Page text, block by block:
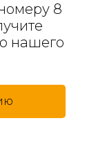
8
нашего